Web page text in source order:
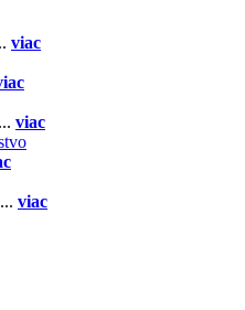
viac
... viac
... viac